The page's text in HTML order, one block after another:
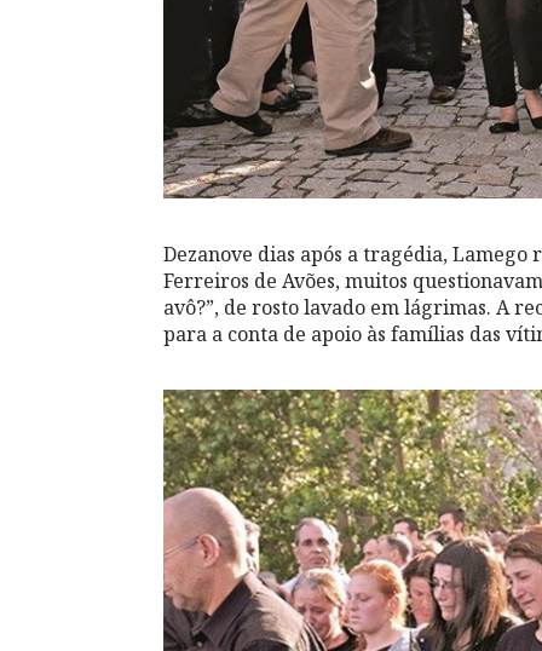
Dezanove dias após a tragédia,
Ferreiros de Avões, muitos
avô?”, de rosto lavado em lágrimas. A
para a conta de apoio às famílias das